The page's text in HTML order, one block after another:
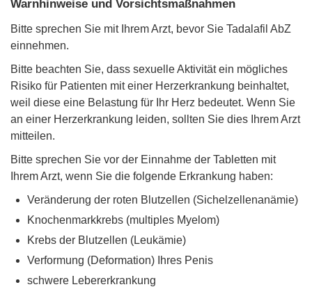
Warnhinweise und Vorsichtsmaßnahmen
Bitte sprechen Sie mit Ihrem Arzt, bevor Sie Tadalafil AbZ
einnehmen.
Bitte beachten Sie, dass sexuelle Aktivität ein mögliches
Risiko für Patienten mit einer Herzerkrankung beinhaltet,
weil diese eine Belastung für Ihr Herz bedeutet. Wenn Sie
an einer Herzerkrankung leiden, sollten Sie dies Ihrem Arzt
mitteilen.
Bitte sprechen Sie vor der Einnahme der Tabletten mit
Ihrem Arzt, wenn Sie die folgende Erkrankung haben:
Veränderung der roten Blutzellen (Sichelzellenanämie)
Knochenmarkkrebs (multiples Myelom)
Krebs der Blutzellen (Leukämie)
Verformung (Deformation) Ihres Penis
schwere Lebererkrankung